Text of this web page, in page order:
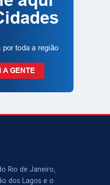
Rio de Janeiro,
dos Lagos e o